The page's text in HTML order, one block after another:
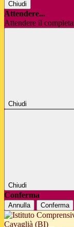
Chiudi
Attendere...
Attendere il
Chiudi
Chiudi
Conferma
Annulla Conferma
Cavaglià (BI)